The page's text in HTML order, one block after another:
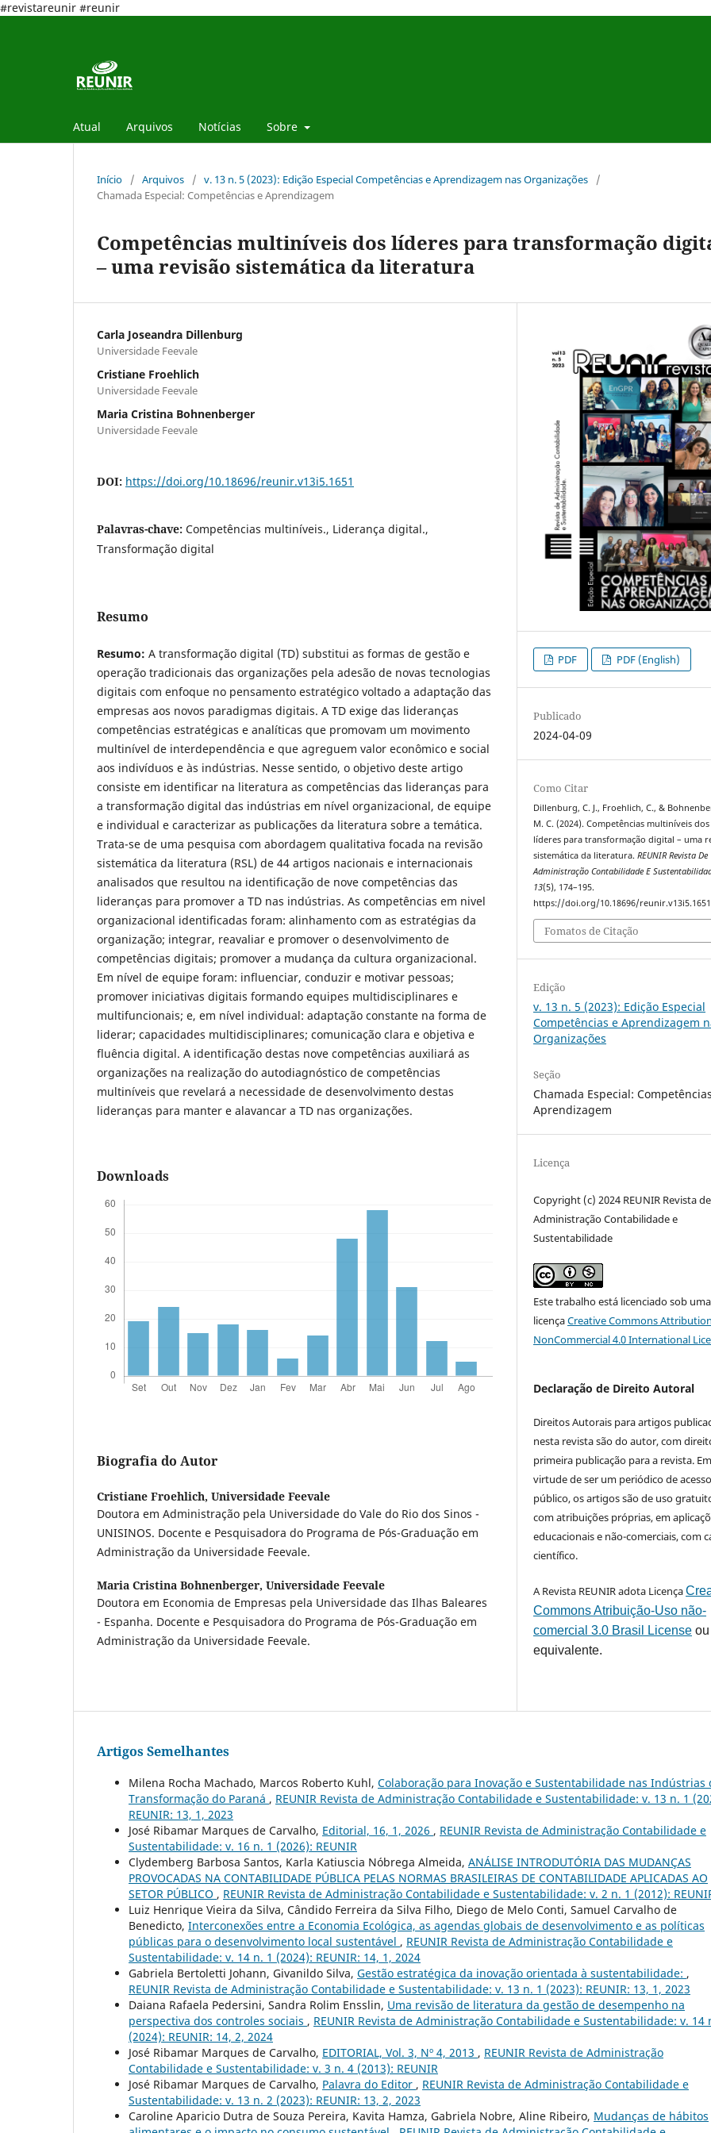
#revistareunir #reunir
Atual Arquivos Notícias Sobre
Início / Arquivos / v. 13 n. 5 (2023): Edição Especial Competências e Aprendizagem nas Organizações
/
Chamada Especial: Competências e Aprendizagem
Competências multiníveis dos líderes para transformação
– uma revisão sistemática da literatura
Carla Joseandra Dillenburg
Universidade Feevale
Cristiane Froehlich
Universidade Feevale
Maria Cristina Bohnenberger
Universidade Feevale
DOI: https://doi.org/10.18696/reunir.v13i5.1651
Palavras-chave: Competências multiníveis., Liderança digital.,
Transformação digital
Resumo
Resumo: A transformação digital (TD) substitui as formas de gestão e
operação tradicionais das organizações pela adesão de novas tecnologias
digitais com enfoque no pensamento estratégico voltado a adaptação das
empresas aos novos paradigmas digitais. A TD exige das lideranças
competências estratégicas e analíticas que promovam um movimento
multinível de interdependência e que agreguem valor econômico e social
aos indivíduos e às indústrias. Nesse sentido, o objetivo deste artigo
consiste em identificar na literatura as competências das lideranças para
a transformação digital das indústrias em nível organizacional, de equipe
e individual e caracterizar as publicações da literatura sobre a temática.
Trata-se de uma pesquisa com abordagem qualitativa focada na revisão
sistemática da literatura (RSL) de 44 artigos nacionais e internacionais
analisados que resultou na identificação de nove competências das
lideranças para promover a TD nas indústrias. As competências em nivel
organizacional identificadas foram: alinhamento com as estratégias da
organização; integrar, reavaliar e promover o desenvolvimento de
competências digitais; promover a mudança da cultura organizacional.
Em nível de equipe foram: influenciar, conduzir e motivar pessoas;
promover iniciativas digitais formando equipes multidisciplinares e
multifuncionais; e, em nível individual: adaptação constante na forma de
liderar; capacidades multidisciplinares; comunicação clara e objetiva e
fluência digital. A identificação destas nove competências auxiliará as
organizações na realização do autodiagnóstico de competências
multiníveis que revelará a necessidade de desenvolvimento destas
lideranças para manter e alavancar a TD nas organizações.
Downloads
Biografia do Autor
Cristiane Froehlich, Universidade Feevale
Doutora em Administração pela Universidade do Vale do Rio dos Sinos -
UNISINOS. Docente e Pesquisadora do Programa de Pós-Graduação em
Administração da Universidade Feevale.
Maria Cristina Bohnenberger, Universidade Feevale
Doutora em Economia de Empresas pela Universidade das Ilhas Baleares
- Espanha. Docente e Pesquisadora do Programa de Pós-Graduação em
Administração da Universidade Feevale.
PDF PDF (English)
Publicado
2024-04-09
Como Citar
Dillenburg, C. J., Froehlich, C., &
M. C. (2024). Competências multiníveis dos
líderes para transformação digital – uma
sistemática da literatura.REUNIR Revista De
Administração Contabilidade E
13(5), 174–195.
https://doi.org/10.18696/reunir.v13i5.1651
Fomatos de Citação
Edição
v. 13 n. 5 (2023): Edição Especial
Competências e Aprendizagem
Organizações
Seção
Chamada Especial:
Aprendizagem
Licença
Copyright (c) 2024 REUNIR Revista de
Administração Contabilidade e
Sustentabilidade
Este trabalho está licenciado sob uma
licençaCreative Commons
NonCommercial 4.0 International
Declaração de Direito Autoral
Direitos Autorais para artigos
nesta revista são do autor, com
primeira publicação para a revista. Em
virtude de ser um periódico de acesso
público, os artigos são de uso
com atribuições próprias, em
educacionais e não-comerciais, com
científico.
A Revista REUNIR adota Licença
Commons Atribuição-Uso não-
comercial 3.0 Brasil License
equivalente.
Artigos Semelhantes
Milena Rocha Machado, Marcos Roberto Kuhl, Colaboração para Inovação e Sustentabilidade nas Indústrias
Transformação do Paraná , REUNIR Revista de Administração Contabilidade e Sustentabilidade: v. 13 n. 1
REUNIR: 13, 1, 2023
José Ribamar Marques de Carvalho, Editorial, 16, 1, 2026 , REUNIR Revista de Administração Contabilidade e
Sustentabilidade: v. 16 n. 1 (2026): REUNIR
Clydemberg Barbosa Santos, Karla Katiuscia Nóbrega Almeida, ANÁLISE INTRODUTÓRIA DAS MUDANÇAS
PROVOCADAS NA CONTABILIDADE PÚBLICA PELAS NORMAS BRASILEIRAS DE CONTABILIDADE APLICADAS AO
SETOR PÚBLICO , REUNIR Revista de Administração Contabilidade e Sustentabilidade: v. 2 n. 1 (2012):
Luiz Henrique Vieira da Silva, Cândido Ferreira da Silva Filho, Diego de Melo Conti, Samuel Carvalho de
Benedicto, Interconexões entre a Economia Ecológica, as agendas globais de desenvolvimento e as políticas
públicas para o desenvolvimento local sustentável , REUNIR Revista de Administração Contabilidade e
Sustentabilidade: v. 14 n. 1 (2024): REUNIR: 14, 1, 2024
Gabriela Bertoletti Johann, Givanildo Silva, Gestão estratégica da inovação orientada à sustentabilidade: ,
REUNIR Revista de Administração Contabilidade e Sustentabilidade: v. 13 n. 1 (2023): REUNIR: 13, 1, 2023
Daiana Rafaela Pedersini, Sandra Rolim Ensslin, Uma revisão de literatura da gestão de desempenho na
perspectiva dos controles sociais , REUNIR Revista de Administração Contabilidade e Sustentabilidade: v. 14
(2024): REUNIR: 14, 2, 2024
José Ribamar Marques de Carvalho, EDITORIAL, Vol. 3, Nº 4, 2013 , REUNIR Revista de Administração
Contabilidade e Sustentabilidade: v. 3 n. 4 (2013): REUNIR
José Ribamar Marques de Carvalho, Palavra do Editor , REUNIR Revista de Administração Contabilidade e
Sustentabilidade: v. 13 n. 2 (2023): REUNIR: 13, 2, 2023
Caroline Aparicio Dutra de Souza Pereira, Kavita Hamza, Gabriela Nobre, Aline Ribeiro, Mudanças de hábitos